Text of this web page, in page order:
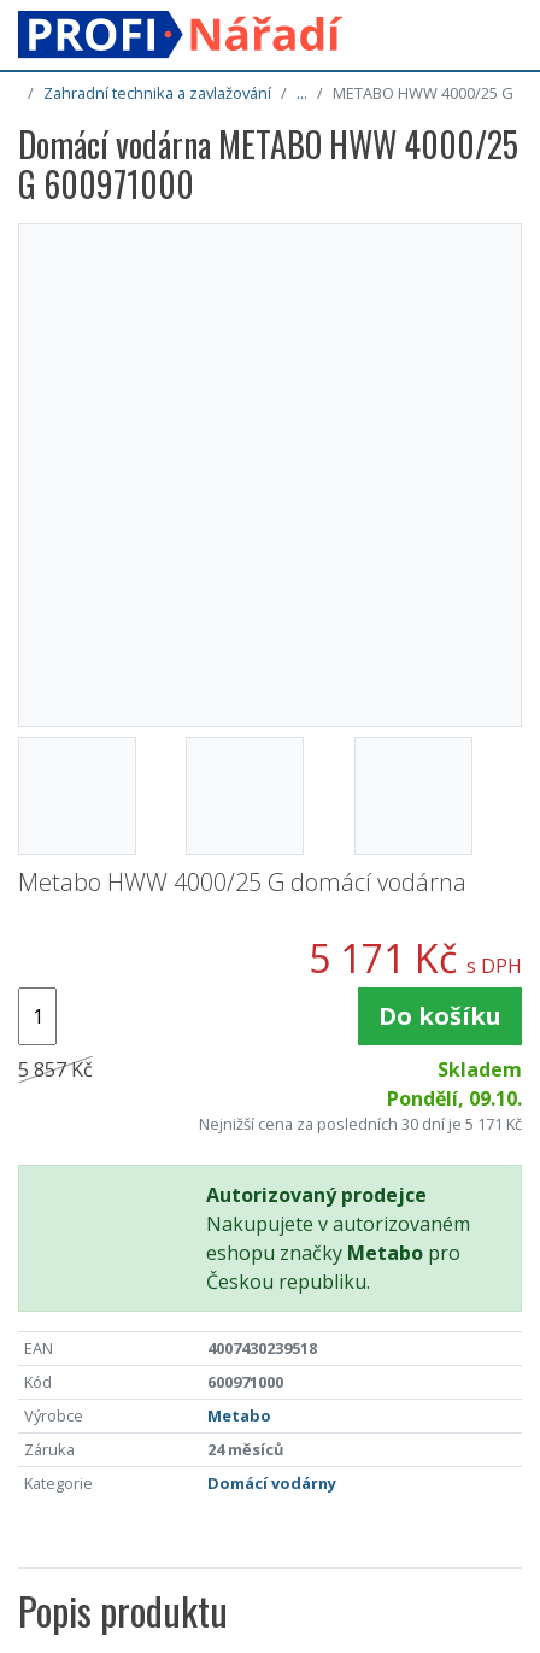
Zahradní technika a zavlažování ... METABO HWW 4000/25 G
Domácí vodárna METABO HWW 4000/25
G 600971000
Metabo HWW 4000/25 G domácí vodárna
5 171 Kč s DPH
Do košíku
5 857 Kč
Skladem
Pondělí, 09.10.
Nejnižší cena za posledních 30 dní je 5 171 Kč
Autorizovaný prodejce
Nakupujete v autorizovaném
eshopu značky Metabo pro
Českou republiku.
EAN
4007430239518
Kód
600971000
Výrobce
Metabo
Záruka
24 měsíců
Kategorie
Domácí vodárny
Popis produktu